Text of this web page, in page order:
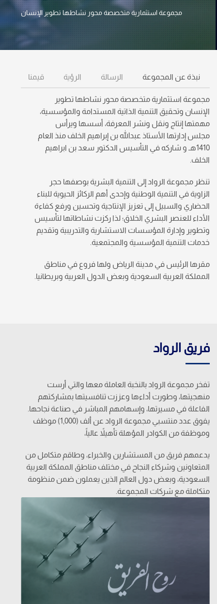
مجموعة استثمارية متخصصة محور نشاطها تطوير الإنسان
نبذة عن المجموعة الرسالة الرؤية قيمنا
مجموعة استثمارية متخصصة محور نشاطها تطوير
الإنسان وتحقيق التنمية الذاتية المستدامة والمؤسسية،
مهمتها إنتاج ونقل ونشر المعرفة، أسسها ويرأس
مجلس إدارتها الأستاذ عبدالله بن إبراهيم الخلف منذ العام
1410هـ و شاركه في التأسيس الدكتور سعد بن ابراهيم
الخلف.
تنظر مجموعة الرواد إلى التنمية البشرية بوصفها حجر
الزاوية في التنمية الوطنية وإحدى أهم الركائز الحيوية للبناء
الحضاري والسبيل إلى تعزيز الإنتاجية وتحسين ورفع كفاءة
الأداء للعنصر البشري الخلاق؛ لذا ركزت نشاطاتها لتأسيس
وتطوير وإدارة المؤسسات الاستشارية والتدريبية وتقديم
خدمات التنمية المؤسسية والمجتمعية.
مقرها الرئيس في مدينة الرياض ولها فروع في مناطق
المملكة العربية السعودية وبعض الدول العربية وبريطانيا.
فريق الرواد
تفخر مجموعة الرواد بالنخبة العاملة معها والتي أرست
منهجيتها، وطورت أداءها وعززت تنافسيتها بمشاركتهم
الفاعلة في مسيرتها، وإسهامهم المباشر في صناعة نجاحها.
يفوق عدد منتسبي مجموعة الرواد عن ألف (1,000) موظف
وموظفة من الكوادر المؤهلة تأهيلاً عالياً،
يدعمهم فريق من المستشارين والخبراء، وطاقم متكامل من
المتعاونين وشركاء النجاح في مختلف مناطق المملكة العربية
السعودية، وبعض دول العالم الذين يعملون ضمن منظومة
متكاملة مع شركات المجموعة.